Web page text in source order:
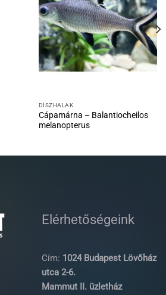
DÍSZHALAK
Cápamárna – Balantiocheilos
melanopterus
Elérhetőségeink
Cím: 1024 Budapest Lövőház
utca 2-6.
Mammut II. üzletház